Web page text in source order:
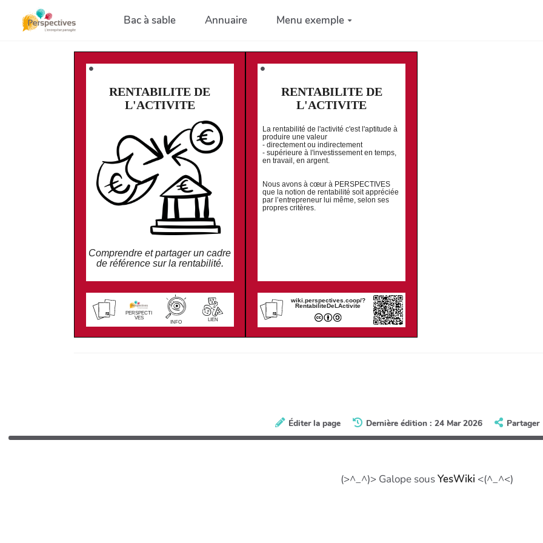
Aller au contenu principalBac à sable Annuaire Menu exemple
⚫️
RENTABILITE DE
L'ACTIVITE
Comprendre et partager un cadre
de référence sur la rentabilité.
PERSPECTI
VES
INFO
LIEN
⚫️
RENTABILITE DE
L'ACTIVITE
La rentabilité de l'activité c'est l'aptitude à
produire une valeur
- directement ou indirectement
- supérieure à l'investissement en temps,
en travail, en argent.
Nous avons à cœur à PERSPECTIVES
que la notion de rentabilité soit appréciée
par l’entrepreneur lui même, selon ses
propres critères.
wiki.perspectives.coop/?
RentabiliteDeLActivite
Éditer la page Dernière édition : 24 Mar 2026 Partager
(>^_^)> Galope sousYesWiki <(^_^<)